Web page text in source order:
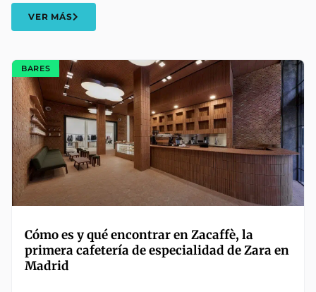
VER MÁS
BARES
Cómo es y qué encontrar en Zacaffè, la
primera cafetería de especialidad de Zara en
Madrid